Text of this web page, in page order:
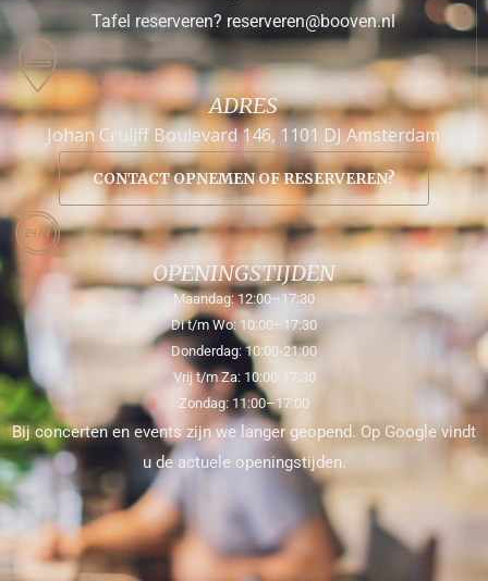
Tafel reserveren? reserveren@booven.nl
ADRES
Johan Cruijff Boulevard 146, 1101 DJ Amsterdam
CONTACT OPNEMEN OF RESERVEREN?
OPENINGSTIJDEN
Maandag: 12:00–17:30
Di t/m Wo: 10:00–17:30
Donderdag: 10:00-21:00
Vrij t/m Za: 10:00-17:30
Zondag: 11:00–17:00
Bij concerten en events zijn we langer geopend. Op Google vindt
u de actuele openingstijden.